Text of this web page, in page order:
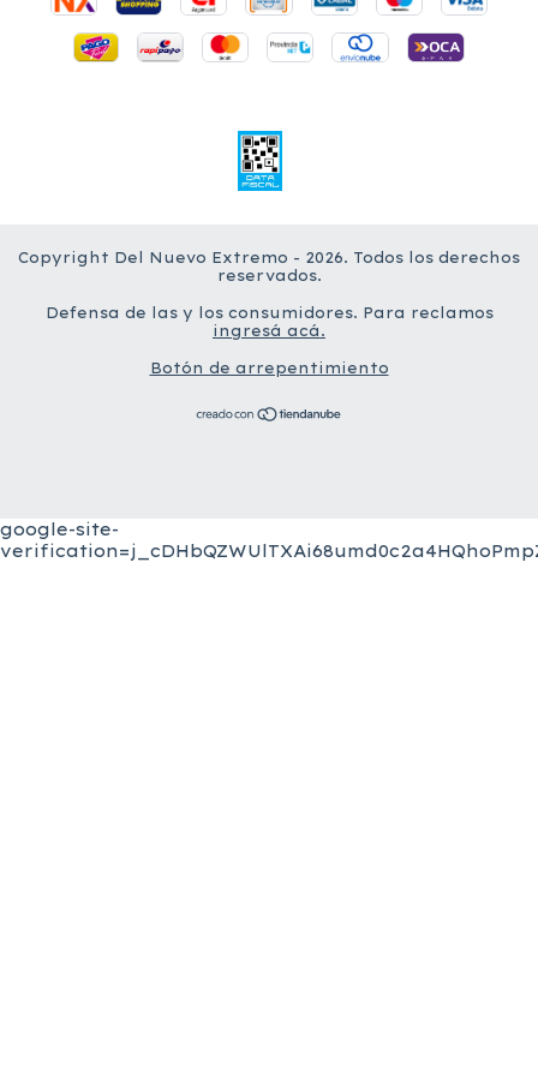
Copyright Del Nuevo Extremo - 2026. Todos los derechos
reservados.
Defensa de las y los consumidores. Para reclamos
ingresá acá.
Botón de arrepentimiento
google-site-